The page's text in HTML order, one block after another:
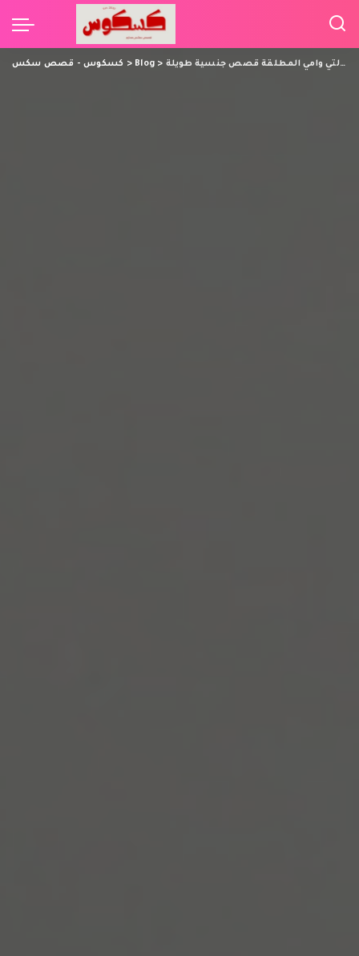
كسكوس - قصص سكس > Blog> تبادل امهات مع ابن خالتي وامي المطلقة قصص جنسية طويلة